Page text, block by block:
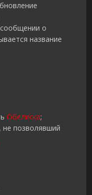
о
название
Обелиска;
не позволявший